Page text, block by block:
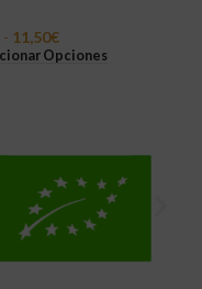
- 11,50€
Opciones